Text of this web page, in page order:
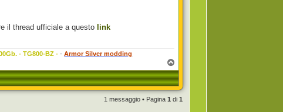
il thread ufficiale a questo link
- TG800-BZ - -Armor Silver modding
o
p
1 messaggio • Pagina 1 di 1